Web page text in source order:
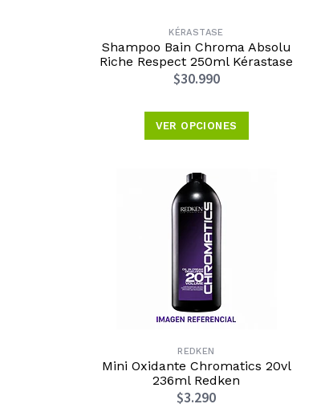
KÉRASTASE
Shampoo Bain Chroma Absolu
Riche Respect 250ml Kérastase
$30.990
VER OPCIONES
REDKEN
Mini Oxidante Chromatics 20vl
236ml Redken
$3.290